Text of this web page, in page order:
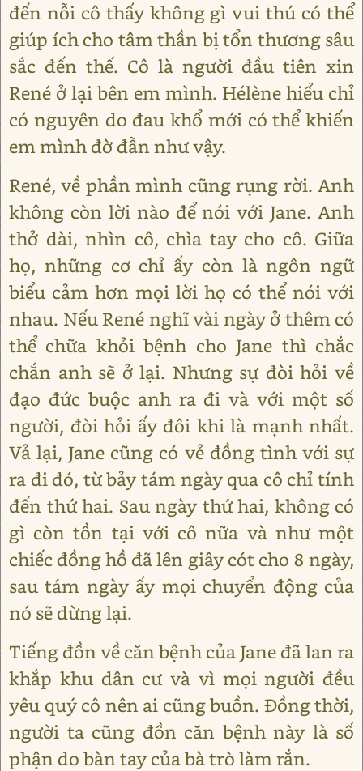
đến nỗi cô thấy không gì vui thú có thể
giúp ích cho tâm thần bị tổn thương sâu
sắc đến thế. Cô là người đầu tiên xin
René ở lại bên em mình. Hélène hiểu chỉ
có nguyên do đau khổ mới có thể khiến
em mình đờ đẫn như vậy.
René, về phần mình cũng rụng rời. Anh
không còn lời nào để nói với Jane. Anh
thở dài, nhìn cô, chìa tay cho cô. Giữa
họ, những cơ chỉ ấy còn là ngôn ngữ
biểu cảm hơn mọi lời họ có thể nói với
nhau. Nếu René nghĩ vài ngày ở thêm có
thể chữa khỏi bệnh cho Jane thì chắc
chắn anh sẽ ở lại. Nhưng sự đòi hỏi về
đạo đức buộc anh ra đi và với một số
người, đòi hỏi ấy đôi khi là mạnh nhất.
Vả lại, Jane cũng có vẻ đồng tình với sự
ra đi đó, từ bảy tám ngày qua cô chỉ tính
đến thứ hai. Sau ngày thứ hai, không có
gì còn tồn tại với cô nữa và như một
chiếc đồng hồ đã lên giây cót cho 8 ngày,
sau tám ngày ấy mọi chuyển động của
nó sẽ dừng lại.
Tiếng đồn về căn bệnh của Jane đã lan ra
khắp khu dân cư và vì mọi người đều
yêu quý cô nên ai cũng buồn. Đồng thời,
người ta cũng đồn căn bệnh này là số
phận do bàn tay của bà trò làm rắn.